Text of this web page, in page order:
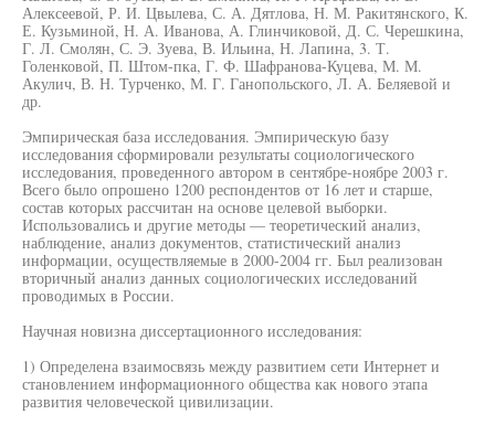
Алексеевой, Р. И. Цвылева, С. А. Дятлова, Н. М. Ракитянского, К.
Е. Кузьминой, Н. А. Иванова, А. Глинчиковой, Д. С. Черешкина,
Г. Л. Смолян, С. Э. Зуева, В. Ильина, Н. Лапина, 3. Т.
Голенковой, П. Штом-пка, Г. Ф. Шафранова-Куцева, М. М.
Акулич, В. Н. Турченко, М. Г. Ганопольского, Л. А. Беляевой и
др.
Эмпирическая база исследования. Эмпирическую базу
исследования сформировали результаты социологического
исследования, проведенного автором в сентябре-ноябре 2003 г.
Всего было опрошено 1200 респондентов от 16 лет и старше,
состав которых рассчитан на основе целевой выборки.
Использовались и другие методы — теоретический анализ,
наблюдение, анализ документов, статистический анализ
информации, осуществляемые в 2000-2004 гг. Был реализован
вторичный анализ данных социологических исследований
проводимых в России.
Научная новизна диссертационного исследования:
1) Определена взаимосвязь между развитием сети Интернет и
становлением информационного общества как нового этапа
развития человеческой цивилизации.